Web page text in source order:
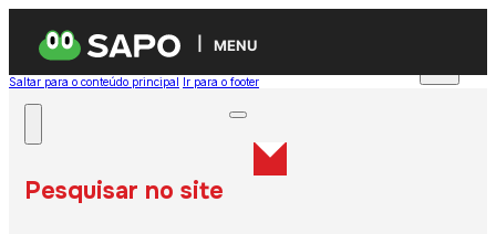
MENU
Saltar para o conteúdo principal Ir para o footer
Pesquisar no site